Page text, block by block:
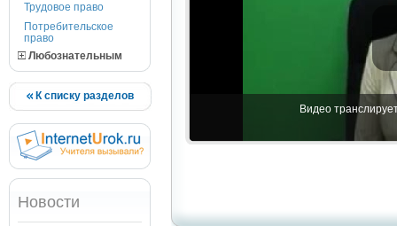
Трудовое право
Потребительское
право
Любознательным
К списку разделов
Новости
Видео